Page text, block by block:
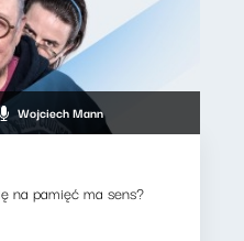
Wojciech Mann
na pamięć ma sens?